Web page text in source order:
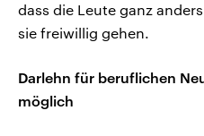
dass die Leute ganz
sie freiwillig gehen.
Darlehn für beruflichen
möglich